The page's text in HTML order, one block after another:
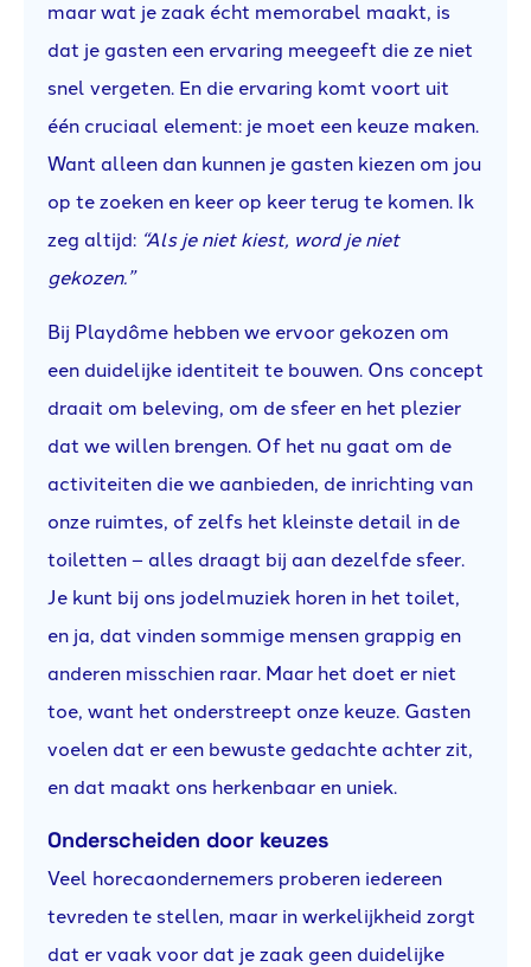
maar wat je zaak écht memorabel maakt, is
dat je gasten een ervaring meegeeft die ze niet
snel vergeten. En die ervaring komt voort uit
één cruciaal element: je moet een keuze maken.
Want alleen dan kunnen je gasten kiezen om jou
op te zoeken en keer op keer terug te komen. Ik
zeg altijd: “Als je niet kiest, word je niet
gekozen.”
Bij Playdôme hebben we ervoor gekozen om
een duidelijke identiteit te bouwen. Ons concept
draait om beleving, om de sfeer en het plezier
dat we willen brengen. Of het nu gaat om de
activiteiten die we aanbieden, de inrichting van
onze ruimtes, of zelfs het kleinste detail in de
toiletten – alles draagt bij aan dezelfde sfeer.
Je kunt bij ons jodelmuziek horen in het toilet,
en ja, dat vinden sommige mensen grappig en
anderen misschien raar. Maar het doet er niet
toe, want het onderstreept onze keuze. Gasten
voelen dat er een bewuste gedachte achter zit,
en dat maakt ons herkenbaar en uniek.
Onderscheiden door keuzes
Veel horecaondernemers proberen iedereen
tevreden te stellen, maar in werkelijkheid zorgt
dat er vaak voor dat je zaak geen duidelijke